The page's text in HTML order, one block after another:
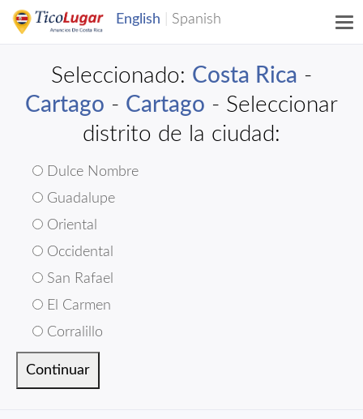
Seleccionado: Costa Rica -
Cartago - Cartago - Seleccionar
distrito de la ciudad:
Dulce Nombre
Guadalupe
Oriental
Occidental
San Rafael
El Carmen
Corralillo